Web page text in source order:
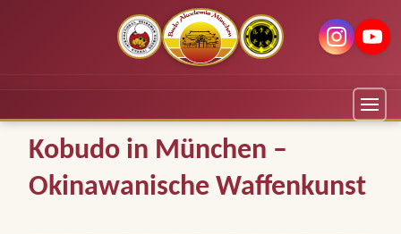
Kobudo in München –
Okinawanische Waffenkunst